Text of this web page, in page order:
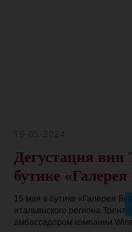
Дегустация
бутике
15 мая в бутике «Галерея
итальянского региона
амбассадором компании